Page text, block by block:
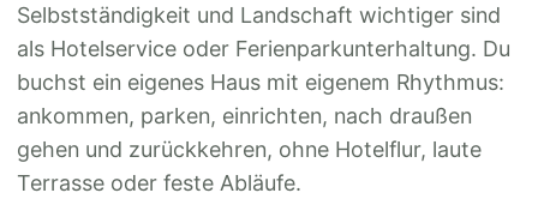
Selbstständigkeit und Landschaft wichtiger sind
als Hotelservice oder Ferienparkunterhaltung. Du
buchst ein eigenes Haus mit eigenem Rhythmus:
ankommen, parken, einrichten, nach draußen
gehen und zurückkehren, ohne Hotelflur, laute
Terrasse oder feste Abläufe.